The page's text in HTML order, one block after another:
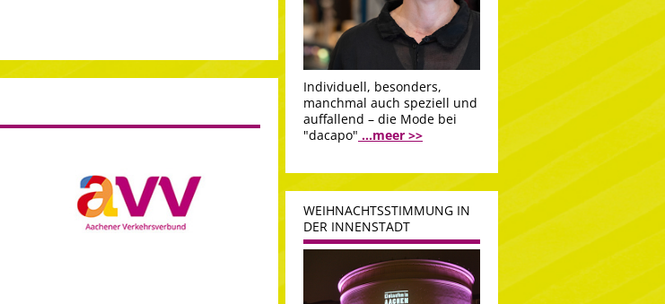
Individuell, besonders,
manchmal auch speziell und
auffallend – die Mode bei
"dacapo" ...meer >>
WEIHNACHTSSTIMMUNG IN
DER INNENSTADT